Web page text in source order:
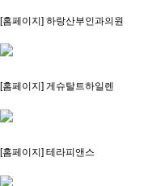
[홈페이지] 하랑산부인과의원
[홈페이지] 게슈탈트하일렌
[홈페이지] 테라피앤스